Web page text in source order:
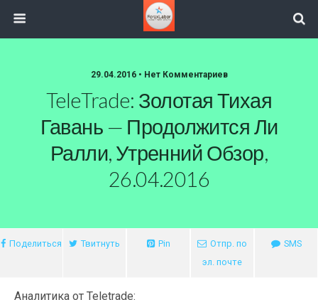
29.04.2016 • Нет Комментариев
TeleTrade: Золотая Тихая
Гавань — Продолжится Ли
Ралли, Утренний Обзор,
26.04.2016
Поделиться Твитнуть Pin
Отпр. по
эл. почте
SMS
Аналитика от Teletrade: